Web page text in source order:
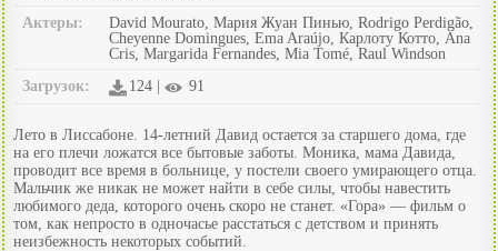
Актеры:
David Mourato, Мария Жуан Пинью, Rodrigo Perdigão,
Cheyenne Domingues, Ema Araújo, Карлоту Котто, Ana
Cris, Margarida Fernandes, Mia Tomé, Raul Windson
Загрузок:
124 | 91
Лето в Лиссабоне. 14-летний Давид остается за старшего дома, где
на его плечи ложатся все бытовые заботы. Моника, мама Давида,
проводит все время в больнице, у постели своего умирающего отца.
Мальчик же никак не может найти в себе силы, чтобы навестить
любимого деда, которого очень скоро не станет. «Гора» — фильм о
том, как непросто в одночасье расстаться с детством и принять
неизбежность некоторых событий.